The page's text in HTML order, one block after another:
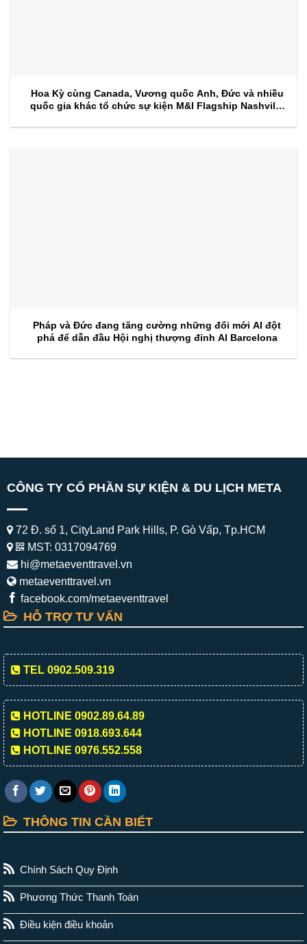
Hoa Kỳ cùng Canada, Vương quốc Anh, Đức và nhiều
quốc gia khác tổ chức sự kiện M&I Flagship Nashville
Pháp và Đức đang tăng cường những đổi mới AI đột
phá để dẫn đầu Hội nghị thượng đỉnh AI Barcelona
CÔNG TY CỔ PHẦN SỰ KIỆN & DU LỊCH META
72 Đ. số 1, CityLand Park Hills, P. Gò Vấp, Tp.HCM
MST: 0317094769
hi@metaeventtravel.vn
metaeventtravel.vn
facebook.com/metaeventtravel
HỖ TRỢ TƯ VẤN
TEL 0902.509.319
HOTLINE 0902.89.64.89
HOTLINE 0918.693.644
HOTLINE 0976.552.558
THÔNG TIN CẦN BIẾT
Chính Sách Quy Định
Phương Thức Thanh Toán
Điều kiện điều khoản